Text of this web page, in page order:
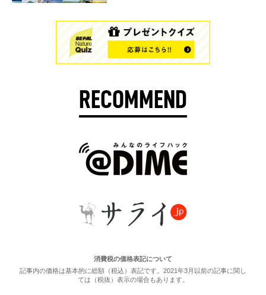
RECOMMEND
消費税の価格表記について
記事内の価格は基本的に総額（税込）表記です。2021年3月以前の記事に関し
ては（税抜）表示の場合もあります。